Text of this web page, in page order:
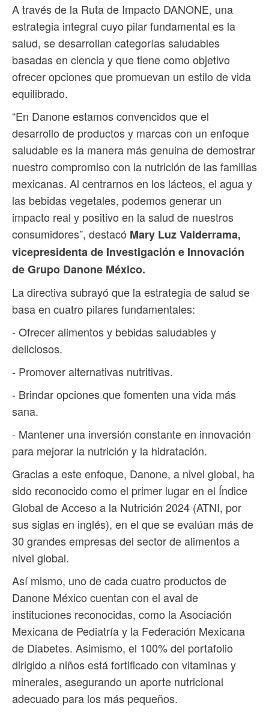
A través de la Ruta de Impacto DANONE, una
estrategia integral cuyo pilar fundamental es la
salud, se desarrollan categorías saludables
basadas en ciencia y que tiene como objetivo
ofrecer opciones que promuevan un estilo de vida
equilibrado.
“En Danone estamos convencidos que el
desarrollo de productos y marcas con un enfoque
saludable es la manera más genuina de demostrar
nuestro compromiso con la nutrición de las familias
mexicanas. Al centrarnos en los lácteos, el agua y
las bebidas vegetales, podemos generar un
impacto real y positivo en la salud de nuestros
consumidores”, destacó Mary Luz Valderrama,
vicepresidenta de Investigación e Innovación
de Grupo Danone México.
La directiva subrayó que la estrategia de salud se
basa en cuatro pilares fundamentales:
- Ofrecer alimentos y bebidas saludables y
deliciosos.
- Promover alternativas nutritivas.
- Brindar opciones que fomenten una vida más
sana.
- Mantener una inversión constante en innovación
para mejorar la nutrición y la hidratación.
Gracias a este enfoque, Danone, a nivel global, ha
sido reconocido como el primer lugar en el Índice
Global de Acceso a la Nutrición 2024 (ATNI, por
sus siglas en inglés), en el que se evalúan más de
30 grandes empresas del sector de alimentos a
nivel global.
Así mismo, uno de cada cuatro productos de
Danone México cuentan con el aval de
instituciones reconocidas, como la Asociación
Mexicana de Pediatría y la Federación Mexicana
de Diabetes. Asimismo, el 100% del portafolio
dirigido a niños está fortificado con vitaminas y
minerales, asegurando un aporte nutricional
adecuado para los más pequeños.